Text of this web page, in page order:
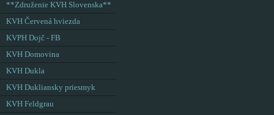
**Združenie KVH Slovenska**
KVH Červená hviezda
KVPH Dojč - FB
KVH Domovina
KVH Dukla
KVH Dukliansky priesmyk
KVH Feldgrau